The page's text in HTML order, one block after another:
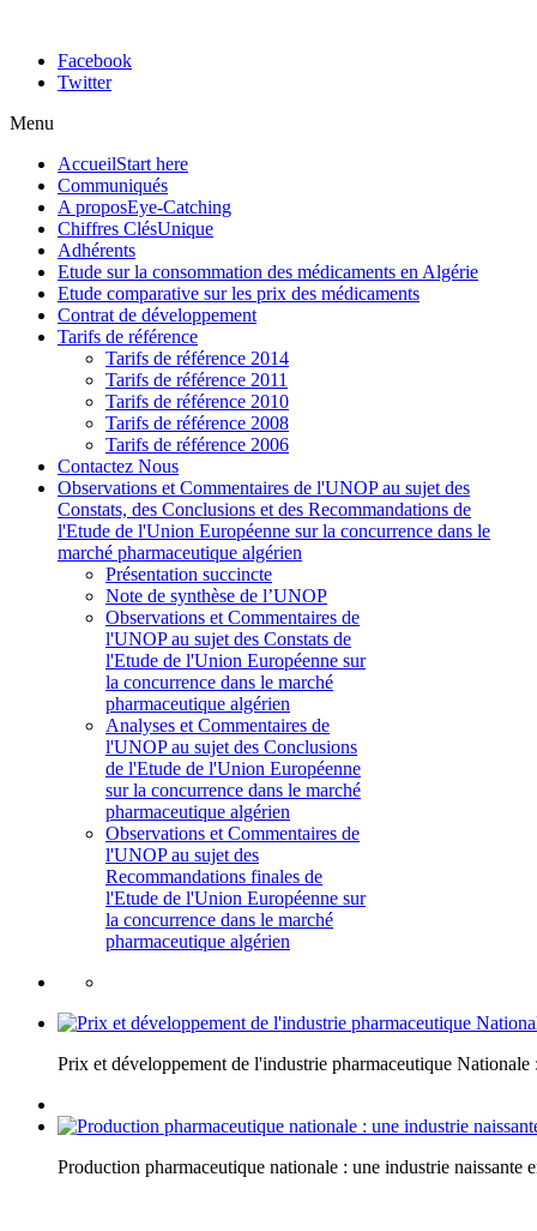
Facebook
Twitter
Menu
AccueilStart here
Communiqués
A proposEye-Catching
Chiffres ClésUnique
Adhérents
Etude sur la consommation des médicaments en Algérie
Etude comparative sur les prix des médicaments
Contrat de développement
Tarifs de référence
Tarifs de référence 2014
Tarifs de référence 2011
Tarifs de référence 2010
Tarifs de référence 2008
Tarifs de référence 2006
Contactez Nous
Observations et Commentaires de l'UNOP au sujet des
Constats, des Conclusions et des Recommandations de
l'Etude de l'Union Européenne sur la concurrence dans le
marché pharmaceutique algérien
Présentation succincte
Note de synthèse de l’UNOP
Observations et Commentaires de
l'UNOP au sujet des Constats de
l'Etude de l'Union Européenne sur
la concurrence dans le marché
pharmaceutique algérien
Analyses et Commentaires de
l'UNOP au sujet des Conclusions
de l'Etude de l'Union Européenne
sur la concurrence dans le marché
pharmaceutique algérien
Observations et Commentaires de
l'UNOP au sujet des
Recommandations finales de
l'Etude de l'Union Européenne sur
la concurrence dans le marché
pharmaceutique algérien
Prix et développement de l'industrie pharmaceutique Nationale
Production pharmaceutique nationale : une industrie naissante